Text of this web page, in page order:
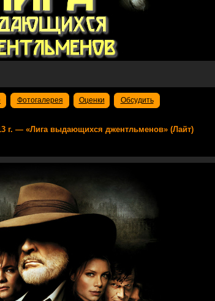
Фотогалерея Оценки Обсудить
г. — «Лига выдающихся джентльменов» (Лайт)